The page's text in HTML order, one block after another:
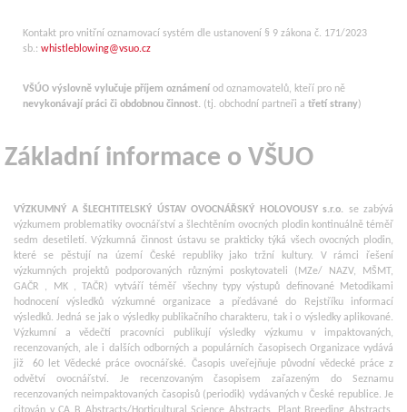
Kontakt pro vnitřní oznamovací systém dle ustanovení § 9 zákona č. 171/2023
sb.: whistleblowing@vsuo.cz
VŠÚO výslovně vylučuje příjem oznámení od oznamovatelů, kteří pro ně
nevykonávají práci či obdobnou činnost. (tj. obchodní partneři a třetí strany)
Základní informace o VŠUO
VÝZKUMNÝ A ŠLECHTITELSKÝ ÚSTAV OVOCNÁŘSKÝ HOLOVOUSY s.r.o. se zabývá
výzkumem problematiky ovocnářství a šlechtěním ovocných plodin kontinuálně téměř
sedm desetiletí. Výzkumná činnost ústavu se prakticky týká všech ovocných plodin,
které se pěstují na území České republiky jako tržní kultury. V rámci řešení
výzkumných projektů podporovaných různými poskytovateli (MZe/ NAZV, MŠMT,
GAČR , MK , TAČR) vytváří téměř všechny typy výstupů definované Metodikami
hodnocení výsledků výzkumné organizace a předávané do Rejstříku informací
výsledků. Jedná se jak o výsledky publikačního charakteru, tak i o výsledky aplikované.
Výzkumní a vědečtí pracovníci publikují výsledky výzkumu v impaktovaných,
recenzovaných, ale i dalších odborných a populárních časopisech Organizace vydává
již 60 let Vědecké práce ovocnářské. Časopis uveřejňuje původní vědecké práce z
odvětví ovocnářství. Je recenzovaným časopisem zařazeným do Seznamu
recenzovaných neimpaktovaných časopisů (periodik) vydávaných v České republice. Je
citován v CA B Abstracts/Horticultural Science Abstracts, Plant Breeding Abstracts,